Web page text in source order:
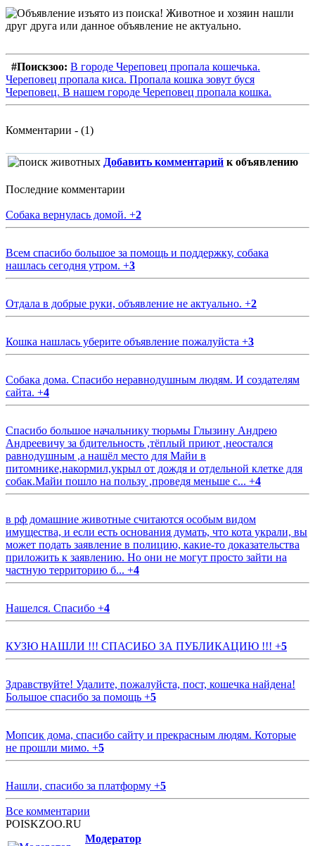
#Поискзоо: В городе Череповец пропала кошечька.
Череповец пропала киса. Пропала кошка зовут буся
Череповец. В нашем городе Череповец пропала кошка.
Комментарии - (1)
Добавить комментарий к объявлению
Последние комментарии
Собака вернулась домой. +2
Всем спасибо большое за помощь и поддержку, собака
нашлась сегодня утром. +3
Отдала в добрые руки, объявление не актуально. +2
Кошка нашлась уберите объявление пожалуйста +3
Собака дома. Спасибо неравнодушным людям. И создателям
сайта. +4
Спасибо большое начальнику тюрьмы Глызину Андрею
Андреевичу за бдительность ,тёплый приют ,неостался
равнодушным ,а нашёл место для Майи в
питомнике,накормил,укрыл от дождя и отдельной клетке для
собак.Майи пошло на пользу ,проведя меньше с... +4
в рф домашние животные считаются особым видом
имущества, и если есть основания думать, что кота украли, вы
может подать заявление в полицию, какие-то доказательства
приложить к заявлению. Но они не могут просто зайти на
частную территорию б... +4
Нашелся. Спасибо +4
КУЗЮ НАШЛИ !!! СПАСИБО ЗА ПУБЛИКАЦИЮ !!! +5
Здравствуйте! Удалите, пожалуйста, пост, кошечка найдена!
Большое спасибо за помощь +5
Мопсик дома, спасибо сайту и прекрасным людям. Которые
не прошли мимо. +5
Нашли, спасибо за платформу +5
Все комментарии
POISKZOO.RU
Модератор